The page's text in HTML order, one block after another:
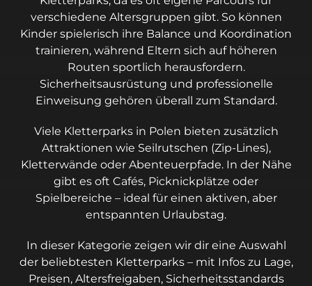
verschiedene Altersgruppen gibt. So können
Kinder spielerisch ihre Balance und Koordination
trainieren, während Eltern sich auf höheren
Routen sportlich herausfordern.
Sicherheitsausrüstung und professionelle
Einweisung gehören überall zum Standard.
Viele Kletterparks in Polen bieten zusätzlich
Attraktionen wie Seilrutschen (Zip-Lines),
Kletterwände oder Abenteuerpfade. In der Nähe
gibt es oft Cafés, Picknickplätze oder
Spielbereiche – ideal für einen aktiven, aber
entspannten Urlaubstag.
In dieser Kategorie zeigen wir dir eine Auswahl
der beliebtesten Kletterparks – mit Infos zu Lage,
Preisen, Altersfreigaben, Sicherheitsstandards